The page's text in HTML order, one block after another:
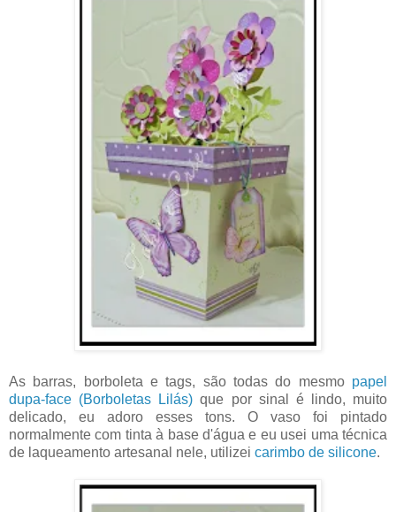
As barras, borboleta e tags, são todas do mesmo papel
dupa-face (Borboletas Lilás) que por sinal é lindo, muito
delicado, eu adoro esses tons. O vaso foi pintado
normalmente com tinta à base d'água e eu usei uma técnica
de laqueamento artesanal nele, utilizei carimbo de silicone.